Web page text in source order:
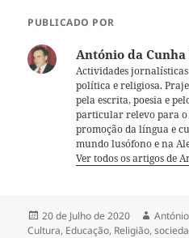
PUBLICADO POR
António da
Actividades
política e religiosa.
pela escrita, poesia e
particular relevo para
promoção da língua e
mundo lusófono e na
Ver todos os artigos de
Publicado
a
20 de Julho de 2020 Autor
Cultura, Educação, Religião,